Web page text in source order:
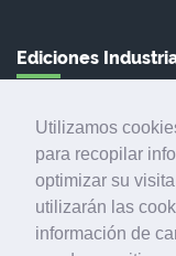
Utilizamos
para recopilar
optimizar su
utilizarán las
información de
Ediciones
Ediciones Industria
el mercado de la
profesionales
comunicación visual y